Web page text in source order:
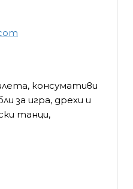
консумативи
за игра, дрехи и
танци,